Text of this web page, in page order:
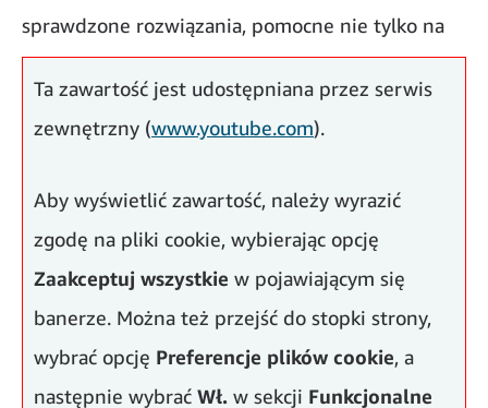
sprawdzone rozwiązania, pomocne nie tylko na
początku rozwijania e-działalności, ale także na
bieżąco dopasowujące się do rosnącego biznesu.
Ta zawartość jest udostępniana przez serwis
zewnętrzny (www.youtube.com).
Aby wyświetlić zawartość, należy wyrazić
zgodę na pliki cookie, wybierając opcję
Zaakceptuj wszystkie w pojawiającym się
banerze. Można też przejść do stopki strony,
wybrać opcję Preferencje plików cookie, a
następnie wybrać Wł. w sekcji Funkcjonalne